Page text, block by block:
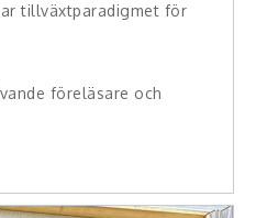
tillväxtparadigmet för
föreläsare och